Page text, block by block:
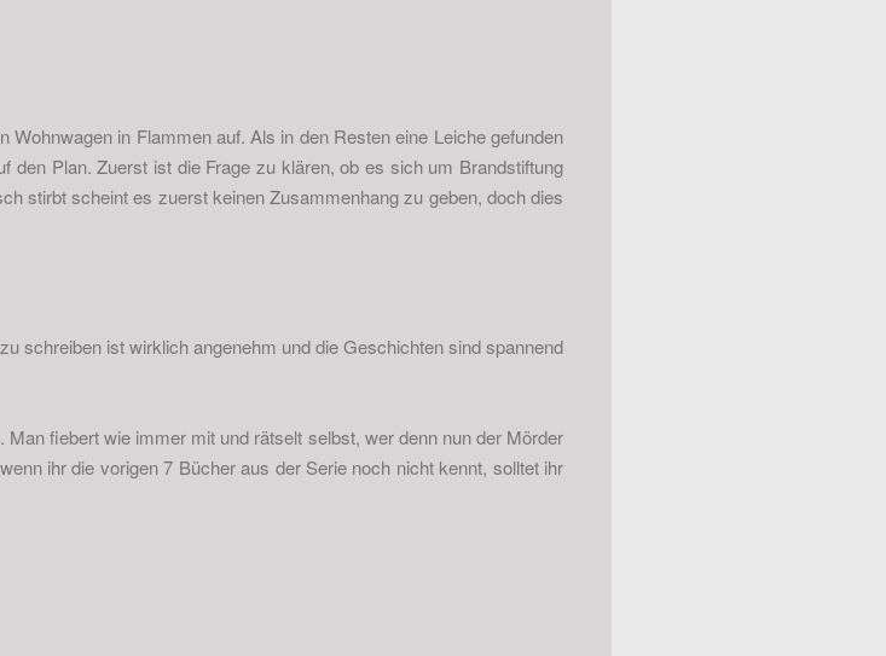
Wohnwagen in Flammen auf. Als in den Resten eine Leiche gefunden
den Plan. Zuerst ist die Frage zu klären, ob es sich um Brandstiftung
stirbt scheint es zuerst keinen Zusammenhang zu geben, doch dies
schreiben ist wirklich angenehm und die Geschichten sind spannend
fiebert wie immer mit und rätselt selbst, wer denn nun der Mörder
ihr die vorigen 7 Bücher aus der Serie noch nicht kennt, solltet ihr